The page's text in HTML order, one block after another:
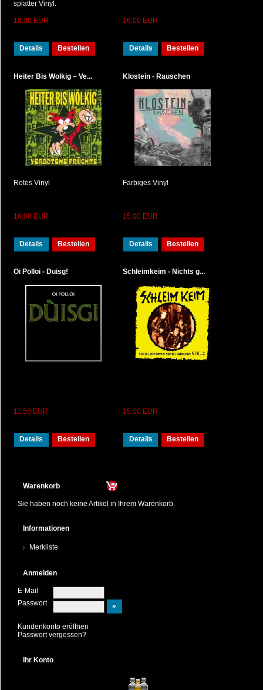
splatter Vinyl.
18,00 EUR
Details Bestellen
16,00 EUR
Details Bestellen
Heiter Bis Wolkig – Ve...
Rotes Vinyl
16,00 EUR
Details Bestellen
Klostein - Rauschen
Farbiges Vinyl
15,00 EUR
Details Bestellen
Oi Polloi - Duisg!
11,50 EUR
Details Bestellen
Schleimkeim - Nichts g...
15,00 EUR
Details Bestellen
Warenkorb
Sie haben noch keine Artikel in Ihrem Warenkorb.
Informationen
Merkliste
Anmelden
E-Mail
Passwort
Kundenkonto eröffnen
Passwort vergessen?
Ihr Konto